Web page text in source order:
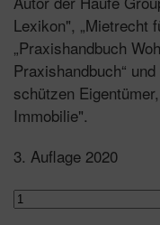
Lexikon", „Mietrecht
„Praxishandbuch
Praxishandbuch“
schützen
Immobilie".
3. Auflage 2020
Mietrecht